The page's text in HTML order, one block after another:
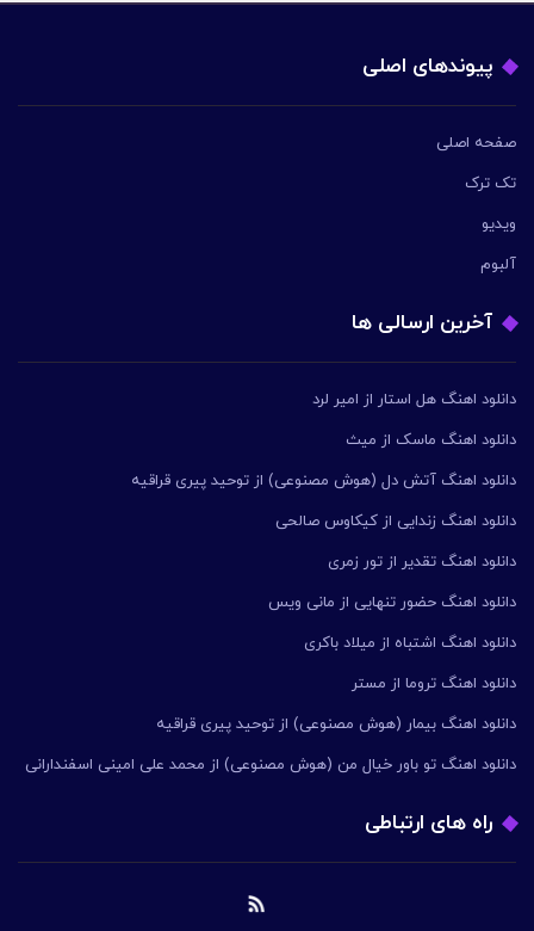
پیوندهای اصلی
صفحه اصلی
تک ترک
ویدیو
آلبوم
آخرین ارسالی ها
دانلود اهنگ هل استار از امیر لرد
دانلود اهنگ ماسک از میث
دانلود اهنگ آتش دل (هوش مصنوعی) از توحید پیری قراقیه
دانلود اهنگ زندایی از کیکاوس صالحی
دانلود اهنگ تقدیر از تور زمری
دانلود اهنگ حضور تنهایی از مانی ویس
دانلود اهنگ اشتباه از میلاد باکری
دانلود اهنگ تروما از مستر
دانلود اهنگ بیمار (هوش مصنوعی) از توحید پیری قراقیه
دانلود اهنگ تو باور خیال من (هوش مصنوعی) از محمد علی امینی اسفندارانی
راه های ارتباطی